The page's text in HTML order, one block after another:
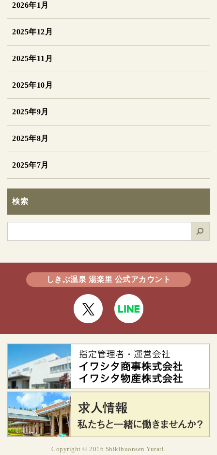
2026年1月
2025年12月
2025年11月
2025年10月
2025年9月
2025年8月
2025年7月
検索
検
しきぶ温泉 湯楽里 公式アカウント
Copyright © 2016 Shikibuonsen Yurari.